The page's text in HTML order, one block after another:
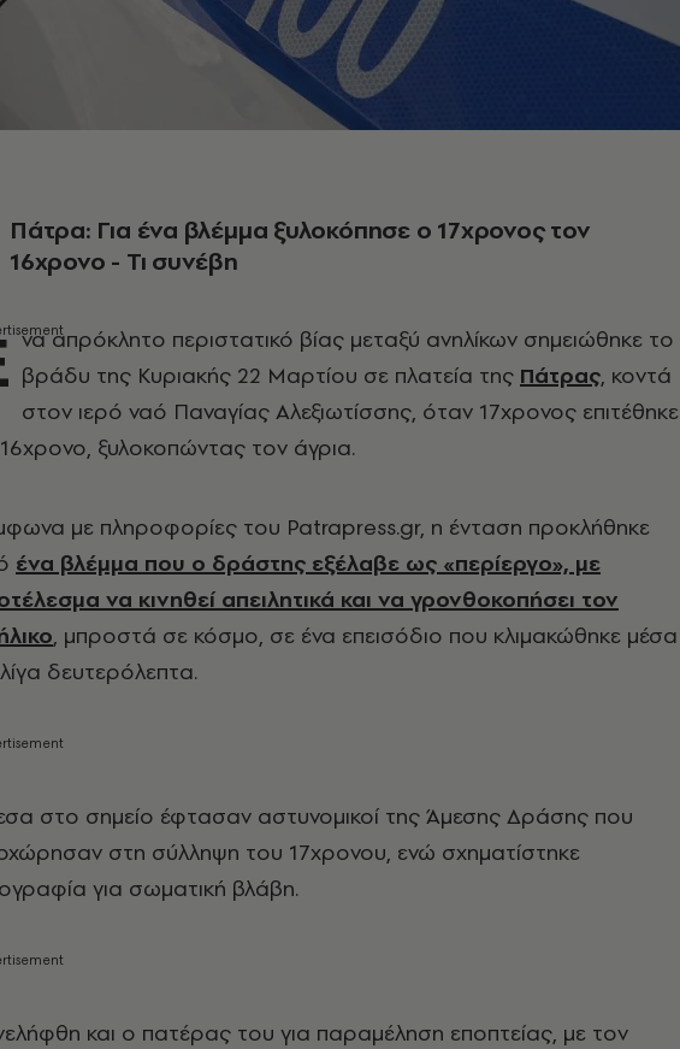
Πάτρα: Για ένα βλέμμα ξυλοκόπησε ο 17χρονος τον
16χρονο - Τι συνέβη
να απρόκλητο περιστατικό βίας μεταξύ ανηλίκων σημειώθηκε το
βράδυ της Κυριακής 22 Μαρτίου σε πλατεία της Πάτρας, κοντά
στον ιερό ναό Παναγίας Αλεξιωτίσσης, όταν 17χρονος επιτέθηκε
ξυλοκοπώντας τον άγρια.
με πληροφορίες του Patrapress.gr, η ένταση προκλήθηκε
ένα βλέμμα που ο δράστης εξέλαβε ως «περίεργο», με
να κινηθεί απειλητικά και να γρονθοκοπήσει τον
, μπροστά σε κόσμο, σε ένα επεισόδιο που κλιμακώθηκε μέσα
δευτερόλεπτα.
στο σημείο έφτασαν αστυνομικοί της Άμεσης Δράσης που
στη σύλληψη του 17χρονου, ενώ σχηματίστηκε
για σωματική βλάβη.
και ο πατέρας του για παραμέληση εποπτείας, με τον